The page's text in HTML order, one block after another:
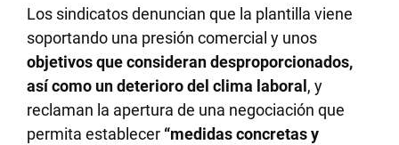
Los sindicatos denuncian que la plantilla viene
soportando una presión comercial y unos
objetivos que consideran desproporcionados,
así como un deterioro del clima laboral , y
reclaman la apertura de una negociación que
permita establecer “medidas concretas y